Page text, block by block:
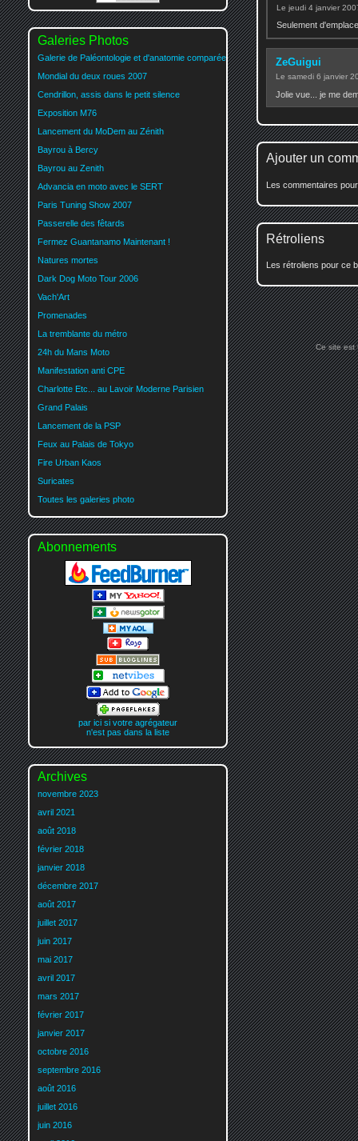
Le jeudi 4 janvier
Seulement
ZeGuigui
Le samedi 6 janvier
Jolie vue... je me
Ajouter un
Les commentaires
Rétroliens
Les rétroliens pour ce
Galeries Photos
Galerie de Paléontologie et d'anatomie comparée
Mondial du deux roues 2007
Cendrillon, assis dans le petit silence
Exposition M76
Lancement du MoDem au Zénith
Bayrou à Bercy
Bayrou au Zenith
Advancia en moto avec le SERT
Paris Tuning Show 2007
Passerelle des fêtards
Fermez Guantanamo Maintenant !
Natures mortes
Dark Dog Moto Tour 2006
Vach'Art
Promenades
La tremblante du métro
24h du Mans Moto
Manifestation anti CPE
Charlotte Etc... au Lavoir Moderne Parisien
Grand Palais
Lancement de la PSP
Feux au Palais de Tokyo
Fire Urban Kaos
Suricates
Toutes les galeries photo
Abonnements
par ici si votre agrégateur
n'est pas dans la liste
Archives
novembre 2023
avril 2021
août 2018
février 2018
janvier 2018
décembre 2017
août 2017
juillet 2017
juin 2017
mai 2017
avril 2017
mars 2017
février 2017
janvier 2017
octobre 2016
septembre 2016
août 2016
juillet 2016
juin 2016
Ce site est